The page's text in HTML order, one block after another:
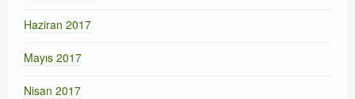
Haziran 2017
Mayıs 2017
Nisan 2017